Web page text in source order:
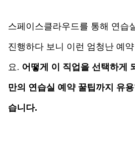
스페이스클라우드를 통해 연습
진행하다 보니 이런 엄청난 예
요. 어떻게 이 직업을 선택하게
만의 연습실 예약 꿀팁까지 유
습니다.